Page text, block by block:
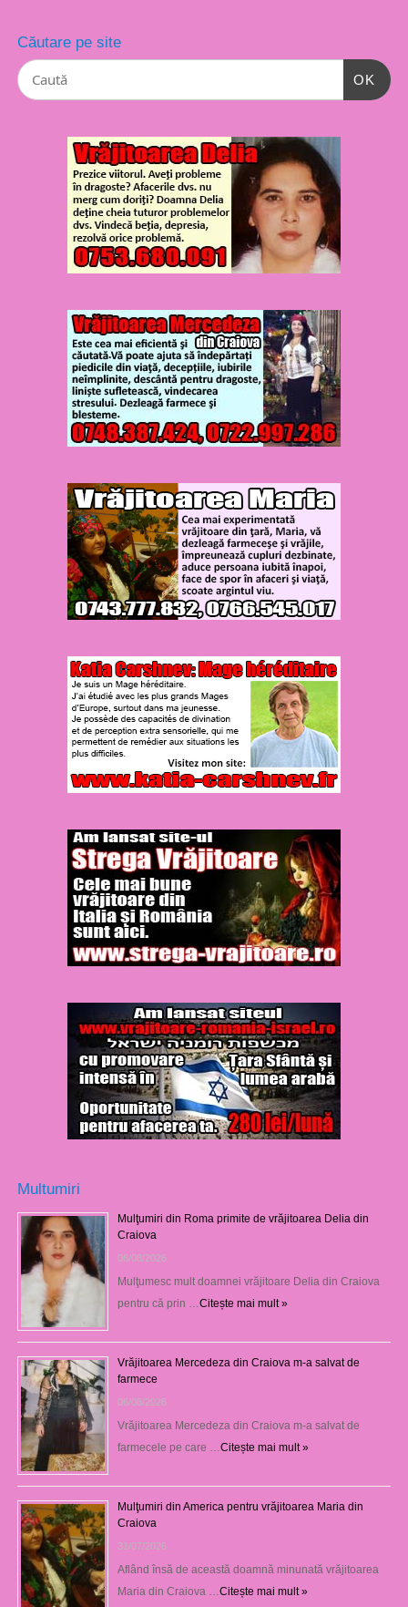
Căutare pe site
OK
Multumiri
Mulţumiri din Roma primite de vrăjitoarea Delia din
Craiova
06/08/2026
Mulţumesc mult doamnei vrăjitoare Delia din Craiova
pentru că prin … Citește mai mult »
Vrăjitoarea Mercedeza din Craiova m-a salvat de
farmece
06/08/2026
Vrăjitoarea Mercedeza din Craiova m-a salvat de
farmecele pe care … Citește mai mult »
Mulţumiri din America pentru vrăjitoarea Maria din
Craiova
31/07/2026
Aflând însă de această doamnă minunată vrăjitoarea
Maria din Craiova … Citește mai mult »